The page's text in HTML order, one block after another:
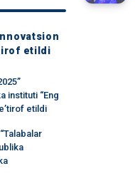
etildi
instituti “Eng
etildi